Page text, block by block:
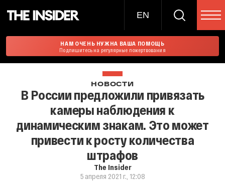
EN
НАМ ОЧЕНЬ НУЖНА ВАША ПОМОЩЬ
Подпишитесь на регулярные пожертвования
НОВОСТИ
В России предложили привязать
камеры наблюдения к
динамическим знакам. Это может
привести к росту количества
штрафов
The Insider
5 апреля 2021 г., 12:08